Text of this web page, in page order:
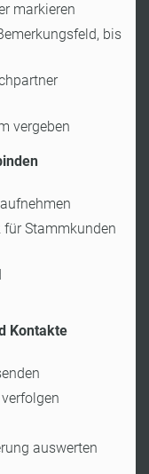
markieren
bis
vergeben
Stammkunden
Kontakte
auswerten